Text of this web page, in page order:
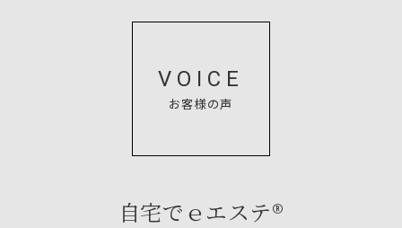
VOICE
お客様の声
自宅でｅエステ®